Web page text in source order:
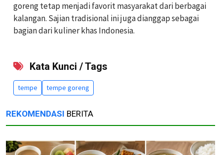
goreng tetap menjadi favorit masyarakat dari berbagai
kalangan. Sajian tradisional ini juga dianggap sebagai
bagian dari kuliner khas Indonesia.
Kata Kunci / Tags
tempe tempe goreng
REKOMENDASI BERITA